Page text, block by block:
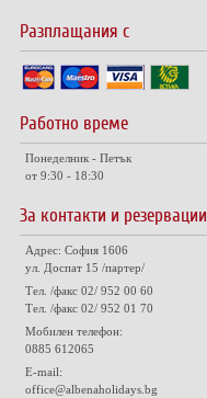
Разплащания с
Работно време
Понеделник - Петък
от 9:30 - 18:30
За контакти и резервации
Адрес: София 1606
ул. Доспат 15 /партер/
Тел. /факс 02/ 952 00 60
Тел. /факс 02/ 952 01 70
Мобилен телефон:
0885 612065
E-mail:
office@albenaholidays.bg